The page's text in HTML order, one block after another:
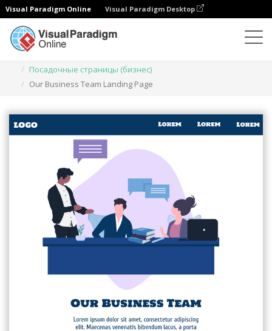
Visual Paradigm Online Visual Paradigm Desktop
Посадочные страницы (бизнес)
Our Business Team Landing Page